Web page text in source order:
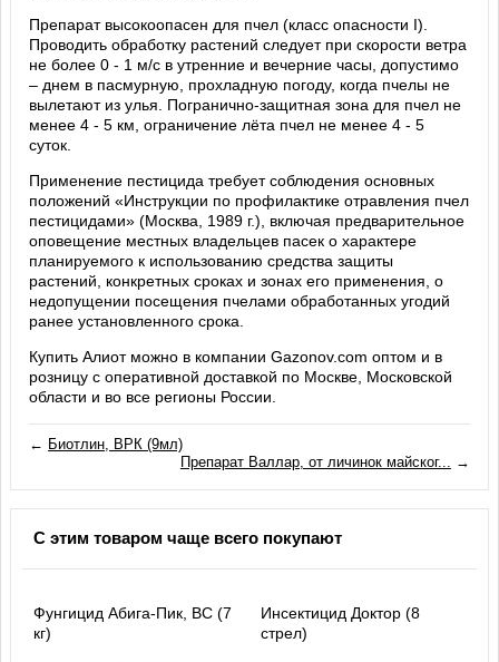
Препарат высокоопасен для пчел (класс опасности I).
Проводить обработку растений следует при скорости ветра
не более 0 - 1 м/с в утренние и вечерние часы, допустимо
– днем в пасмурную, прохладную погоду, когда пчелы не
вылетают из улья. Погранично-защитная зона для пчел не
менее 4 - 5 км, ограничение лёта пчел не менее 4 - 5
суток.
Применение пестицида требует соблюдения основных
положений «Инструкции по профилактике отравления пчел
пестицидами» (Москва, 1989 г.), включая предварительное
оповещение местных владельцев пасек о характере
планируемого к использованию средства защиты
растений, конкретных сроках и зонах его применения, о
недопущении посещения пчелами обработанных угодий
ранее установленного срока.
Купить Алиот можно в компании Gazonov.com оптом и в
розницу с оперативной доставкой по Москве, Московской
области и во все регионы России.
← Биотлин, ВРК (9мл)
Препарат Валлар, от личинок майског... →
С этим товаром чаще всего покупают
Фунгицид Абига-Пик, ВС (7
кг)
Инсектицид Доктор (8
стрел)